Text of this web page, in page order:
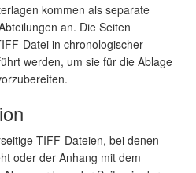
kommen als separate
an. Die Seiten
Datei in chronologischer
werden, um sie für die Ablage
TIFF-Dateien, bei denen
oder der Anhang mit dem